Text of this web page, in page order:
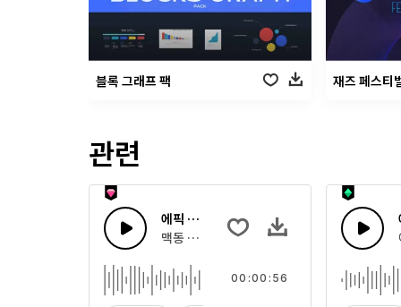
블록 그래프 팩 재즈 페스티
관련
에픽 스포츠 드럼
맥동 드럼으로 올라가는 에픽 시네마틱 드럼
00:00:56